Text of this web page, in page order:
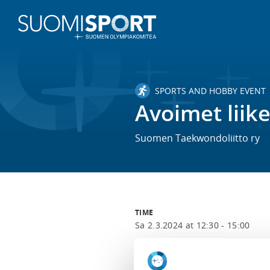
SPORTS AND HOBBY EVENT
Avoimet
Suomen Taekwondoliitto ry
TIME
Sa 2.3.2024 at 12:30 - 15:00
LOCATION